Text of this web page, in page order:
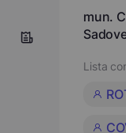
mun.
Lista